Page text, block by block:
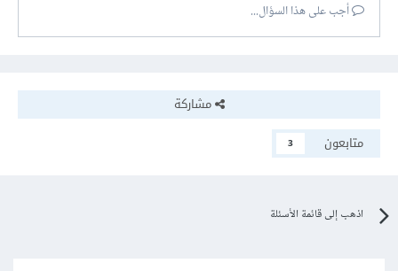
أجب على هذا السؤال...
مشاركة
متابعون
3
اذهب إلى قائمة الأسئلة